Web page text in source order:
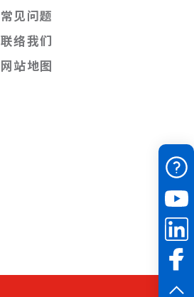
常见问题
联络我们
网站地图